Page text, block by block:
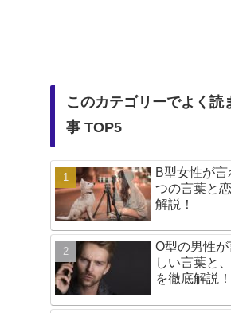
このカテゴリーでよく読
事 TOP5
B型女性が
つの言葉と
解説！
O型の男性
しい言葉と
を徹底解説！